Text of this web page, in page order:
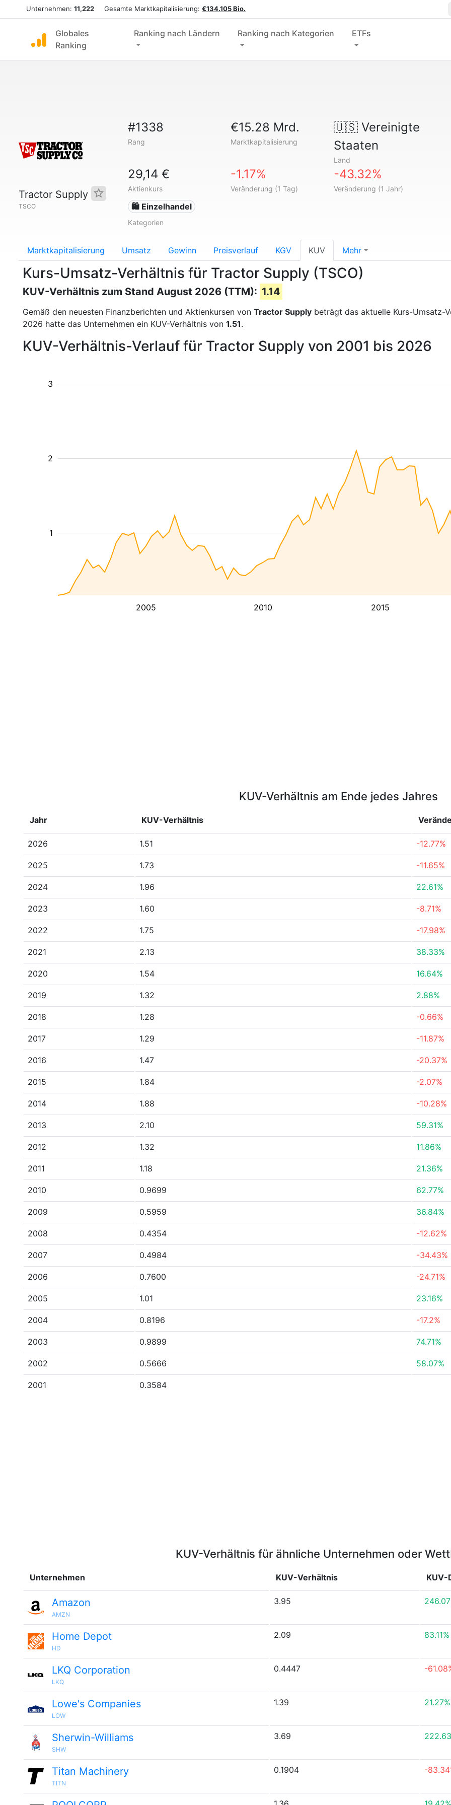
Unternehmen: 11,222 Gesamte Marktkapitalisierung: €134.105 Bio.
Globales
Ranking
Ranking nach Ländern Ranking nach Kategorien ETFs
Tractor Supply
TSCO
#1338
Rang
€15.28 Mrd.
Marktkapitalisierung
🇺🇸Vereinigte
Staaten
Land
29,14 €
Aktienkurs
-1.17%
Veränderung (1 Tag)
-43.32%
Veränderung (1 Jahr)
🛍️ Einzelhandel
Kategorien
Marktkapitalisierung Umsatz Gewinn Preisverlauf KGV KUV Mehr
Kurs-Umsatz-Verhältnis für Tractor Supply (TSCO)
KUV-Verhältnis zum Stand August 2026 (TTM): 1.14
Gemäß den neuesten Finanzberichten und Aktienkursen von Tractor Supply beträgt das aktuelle Kurs-Umsatz-
2026 hatte das Unternehmen ein KUV-Verhältnis von 1.51.
KUV-Verhältnis-Verlauf für Tractor Supply von 2001 bis 2026
2005 2010 2015
1
2
3
KUV-Verhältnis am Ende jedes Jahres
Jahr KUV-Verhältnis
2026 1.51 -12.77%
2025 1.73 -11.65%
2024 1.96 22.61%
2023 1.60 -8.71%
2022 1.75 -17.98%
2021 2.13 38.33%
2020 1.54 16.64%
2019 1.32 2.88%
2018 1.28 -0.66%
2017 1.29 -11.87%
2016 1.47 -20.37%
2015 1.84 -2.07%
2014 1.88 -10.28%
2013 2.10 59.31%
2012 1.32 11.86%
2011 1.18 21.36%
2010 0.9699 62.77%
2009 0.5959 36.84%
2008 0.4354 -12.62%
2007 0.4984 -34.43%
2006 0.7600 -24.71%
2005 1.01 23.16%
2004 0.8196 -17.2%
2003 0.9899 74.71%
2002 0.5666 58.07%
2001 0.3584
KUV-Verhältnis für ähnliche Unternehmen oder
Unternehmen KUV-Verhältnis KUV-
Amazon
AMZN
3.95
Home Depot
HD
2.09 83.11%
LKQ Corporation
LKQ
0.4447 -
Lowe's Companies
LOW
1.39 21.27%
Sherwin-Williams
SHW
3.69
Titan Machinery
TITN
0.1904 -